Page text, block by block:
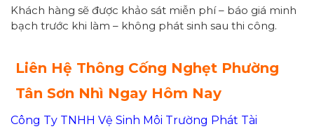
Khách hàng sẽ được khảo sát miễn phí – báo giá minh
bạch trước khi làm – không phát sinh sau thi công.
Liên Hệ Thông Cống Nghẹt Phường
Tân Sơn Nhì Ngay Hôm Nay
Công Ty TNHH Vệ Sinh Môi Trường Phát Tài